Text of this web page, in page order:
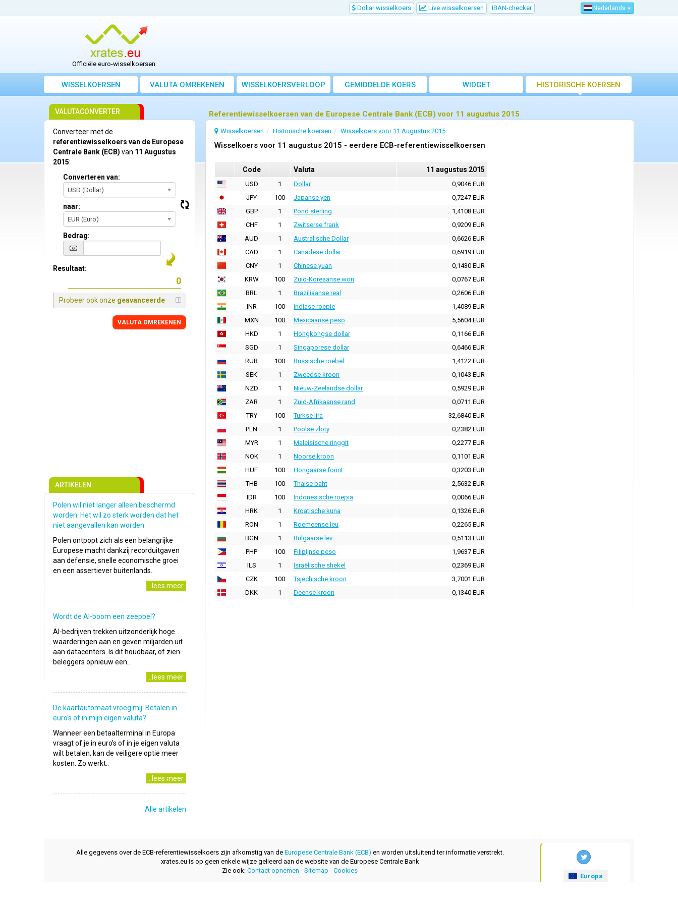
Dollar wisselkoers Live wisselkoersen IBAN-checker Nederlands
Officiële euro-wisselkoersen
WISSELKOERSEN VALUTA OMREKENEN WISSELKOERSVERLOOP GEMIDDELDE KOERS WIDGET HISTORISCHE KOERSEN
Referentiewisselkoersen van de Europese Centrale Bank (ECB) voor 11 augustus 2015
Wisselkoersen Historische koersen Wisselkoers voor 11 Augustus 2015
Wisselkoers voor 11 augustus 2015 - eerdere ECB-referentiewisselkoersen
Code Valuta 11 augustus 2015
USD 1 Dollar
0,9046 EUR
JPY
100 Japanse yen
0,7247 EUR
GBP
1 Pond sterling
1,4108 EUR
CHF
1 Zwitserse frank
0,9209 EUR
AUD
1 Australische Dollar
0,6626 EUR
CAD
1 Canadese dollar
0,6919 EUR
CNY
1 Chinese yuan
0,1430 EUR
KRW
100 Zuid-Koreaanse won
0,0767 EUR
BRL
1 Braziliaanse real
0,2606 EUR
INR
100 Indiase roepie
1,4089 EUR
MXN
100 Mexicaanse peso
5,5604 EUR
HKD
1 Hongkongse dollar
0,1166 EUR
SGD
1 Singaporese dollar
0,6466 EUR
RUB
100 Russische roebel
1,4122 EUR
SEK
1 Zweedse kroon
0,1043 EUR
NZD
1 Nieuw-Zeelandse dollar
0,5929 EUR
ZAR
1 Zuid-Afrikaanse rand
0,0711 EUR
TRY
100 Turkse lira
32,6840 EUR
PLN
1 Poolse zloty
0,2382 EUR
MYR
1 Maleisische ringgit
0,2277 EUR
NOK
1 Noorse kroon
0,1101 EUR
HUF
100 Hongaarse forint
0,3203 EUR
THB
100 Thaise baht
2,5632 EUR
IDR
100 Indonesische roepia
0,0066 EUR
HRK
1 Kroatische kuna
0,1326 EUR
RON
1 Roemeense leu
0,2265 EUR
BGN
1 Bulgaarse lev
0,5113 EUR
PHP
100 Filipijnse peso
1,9637 EUR
ILS
1 Israëlische shekel
0,2369 EUR
CZK
100 Tsjechische kroon
3,7001 EUR
DKK
1 Deense kroon 0,1340 EUR
VALUTACONVERTER
Converteer met de
referentiewisselkoers van de Europese
Centrale Bank (ECB) van 11 Augustus
2015:
Converteren van:
USD (Dollar)
naar:
EUR (Euro)
Bedrag:
Resultaat:
Probeer ook onze geavanceerde
VALUTA OMREKENEN
ARTIKELEN
Polen wil niet langer alleen beschermd
worden. Het wil zo sterk worden dat het
niet aangevallen kan worden
Polen ontpopt zich als een belangrijke
Europese macht dankzij recorduitgaven
aan defensie, snelle economische groei
en een assertiever buitenlands..
..lees meer
Wordt de AI-boom een zeepbel?
AI-bedrijven trekken uitzonderlijk hoge
waarderingen aan en geven miljarden uit
aan datacenters. Is dit houdbaar, of zien
beleggers opnieuw een..
..lees meer
De kaartautomaat vroeg mij: Betalen in
euro's of in mijn eigen valuta?
Wanneer een betaalterminal in Europa
vraagt of je in euro’s of in je eigen valuta
wilt betalen, kan de veiligere optie meer
kosten. Zo werkt..
..lees meer
Alle artikelen
Alle gegevens over de ECB-referentiewisselkoers zijn afkomstig van de Europese Centrale Bank (ECB) en worden uitsluitend ter informatie verstrekt.
xrates.eu is op geen enkele wijze gelieerd aan de website van de Europese Centrale Bank
Zie ook: Contact opnemen - Sitemap - Cookies
Europa